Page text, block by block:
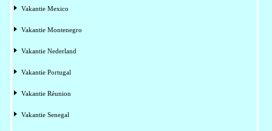
Vakantie Mexico
Vakantie Montenegro
Vakantie Nederland
Vakantie Portugal
Vakantie Réunion
Vakantie Senegal